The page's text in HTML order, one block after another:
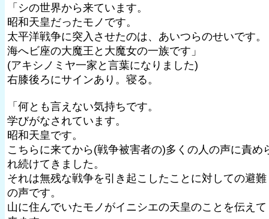
「シの世界から来ています。
昭和天皇だったモノです。
太平洋戦争に突入させたのは、あいつらのせいです。
海へビ座の大魔王と大魔女の一族です」
(アキシノミヤ一家と言葉になりました)
右膝後ろにサインあり。寝る。
「何とも言えない気持ちです。
学びがなされています。
昭和天皇です。
こちらに来てから(戦争被害者の)多くの人の声に責め
れ続けてきました。
それは無残な戦争を引き起こしたことに対しての避難
の声です。
山に住んでいたモノがイニシエの天皇のことを伝えて